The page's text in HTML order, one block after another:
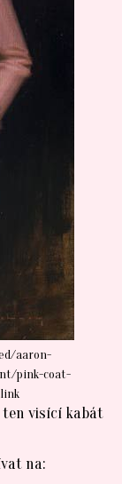
aaron-
pink-coat-
na: